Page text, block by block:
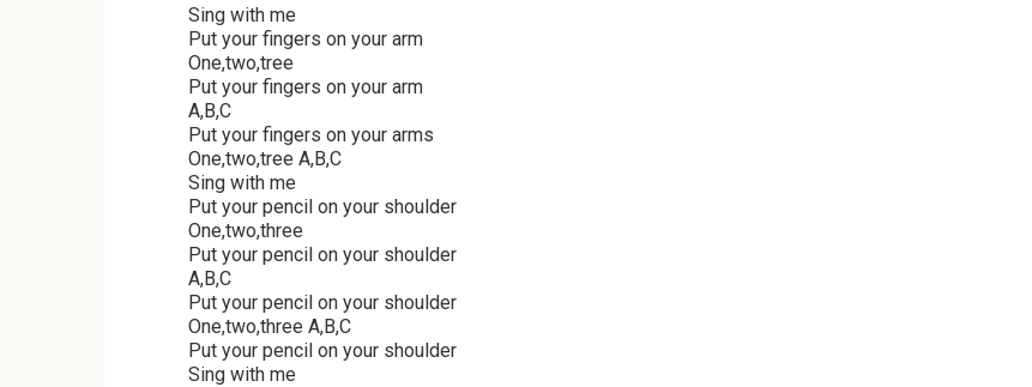
Sing with me
Put your fingers on your arm
One,two,tree
Put your fingers on your arm
A,B,C
Put your fingers on your arms
One,two,tree A,B,C
Sing with me
Put your pencil on your shoulder
One,two,three
Put your pencil on your shoulder
A,B,C
Put your pencil on your shoulder
One,two,three A,B,C
Put your pencil on your shoulder
Sing with me